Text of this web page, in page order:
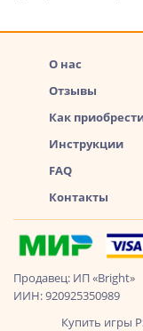
О нас
Отзывы
Как
Инструкции
FAQ
Контакты
Продавец: ИП «Bright»
ИИН: 920925350989
Купить игры